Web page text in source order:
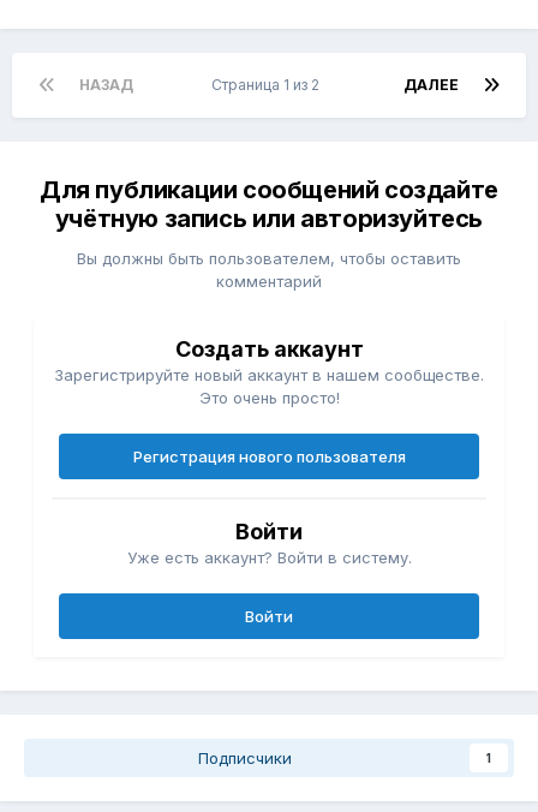
НАЗАД ДАЛЕЕ
Страница 1 из 2
Для публикации сообщений создайте
учётную запись или авторизуйтесь
Вы должны быть пользователем, чтобы оставить
комментарий
Создать аккаунт
Зарегистрируйте новый аккаунт в нашем сообществе.
Это очень просто!
Регистрация нового пользователя
Войти
Уже есть аккаунт? Войти в систему.
Войти
Подписчики 1